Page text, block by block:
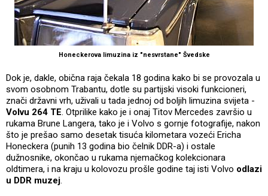
Honeckerova limuzina iz "nesvrstane" Švedske
Dok je, dakle, obična raja čekala 18 godina kako bi se provozala u
svom osobnom Trabantu, dotle su partijski visoki funkcioneri,
znači državni vrh, uživali u tada jednoj od boljih limuzina svijeta -
Volvu 264 TE. Otprilike kako je i onaj Titov Mercedes završio u
rukama Brune Langera, tako je i Volvo s gornje fotografije, nakon
što je prešao samo desetak tisuća kilometara vozeći Ericha
Honeckera (punih 13 godina bio čelnik DDR-a) i ostale
dužnosnike, okončao u rukama njemačkog kolekcionara
oldtimera, i na kraju u kolovozu prošle godine taj isti Volvo odlazi
u DDR muzej.